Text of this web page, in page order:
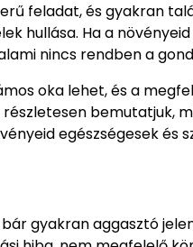
feladat, és gyakran
hullása. Ha a
nincs rendben a
oka lehet, és a
bemutatjuk,
egészségesek és
gyakran aggasztó